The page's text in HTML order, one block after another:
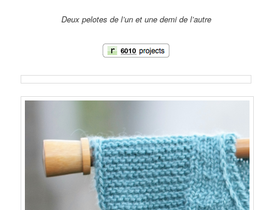
Deux pelotes de l’un et une demi de l’autre